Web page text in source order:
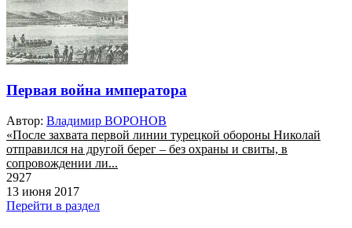
Первая война императора
Автор: Владимир ВОРОНОВ
«После захвата первой линии турецкой обороны Николай
отправился на другой берег – без охраны и свиты, в
сопровождении ли...
2927
13 июня 2017
Перейти в раздел